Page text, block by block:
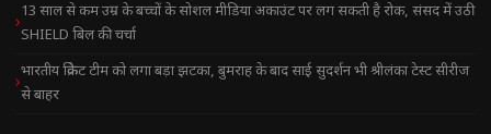
13 साल से कम उम्र के बच्चों के सोशल मीडिया अकाउंट पर लग सकती है रोक, संसद में उठी
SHIELD बिल की चर्चा
भारतीय क्रिकेट टीम को लगा बड़ा झटका, बुमराह के बाद साई सुदर्शन भी श्रीलंका टेस्ट सीरीज
से बाहर